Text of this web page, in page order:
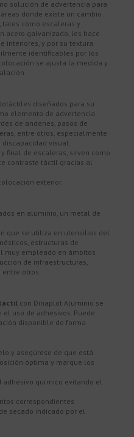
solución de advertencia para
donde existe un cambio
como escaleras y
acero galvanizado, les hace
interiores, y por su textura
identificables por los
se ajusta la medida y
diseñados para su
elemento de advertencia
de andenes, pasos de
entre otros, especialmente
visual.
final de escaleras, sirven como
contraste táctil gracias al
exterior.
en aluminio, un metal de
que se utiliza en utensilios del
estructuras de
muy empleado en ámbitos
de infraestructuras,
otros.
con Dinaplot Aluminio se
uso de adhesivos. Puede
disponible de forma
y asegúrese de que está
óptima y marque los
adhesivo químico evitando el
correspondientes
secado indicado por el